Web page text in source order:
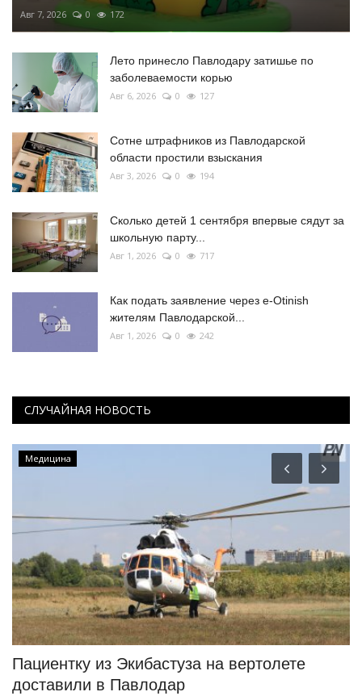
Авг 7, 2026 0 172
Лето принесло Павлодару затишье по
заболеваемости корью
Авг 6, 2026 0 127
Сотне штрафников из Павлодарской
области простили взыскания
Авг 3, 2026 0 194
Сколько детей 1 сентября впервые сядут за
школьную парту...
Авг 1, 2026 0 717
Как подать заявление через e-Otinish
жителям Павлодарской...
Авг 1, 2026 0 242
СЛУЧАЙНАЯ НОВОСТЬ
Медицина
Пациентку из Экибастуза на вертолете
доставили в Павлодар